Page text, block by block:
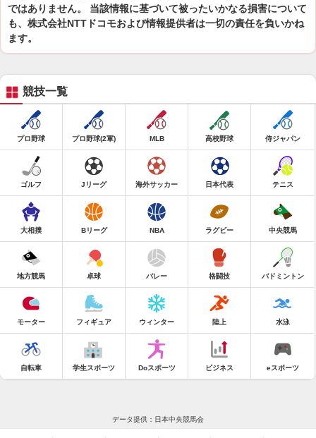
ではありません。 当該情報に基づいて被ったいかなる損害について
も、株式会社NTTドコモおよび情報提供者は一切の責任を負いかね
ます。
競技一覧
プロ野球 プロ野球(2軍) MLB 高校野球 侍ジャパン
ゴルフ Jリーグ 海外サッカー 日本代表 テニス
大相撲 Bリーグ NBA ラグビー 中央競馬
地方競馬 卓球 バレー 格闘技 バドミントン
モーター フィギュア ウィンター 陸上 水泳
自転車 学生スポーツ Doスポーツ ビジネス eスポーツ
データ提供：日本中央競馬会